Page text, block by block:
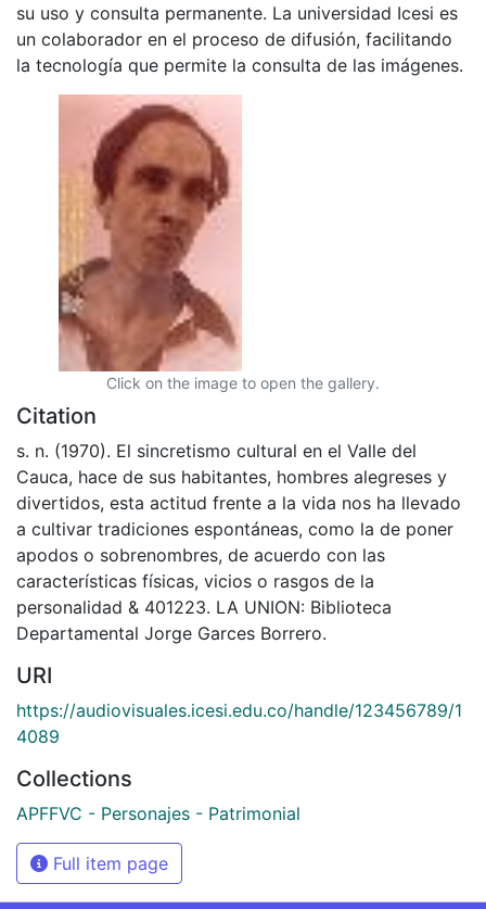
su uso y consulta permanente. La universidad Icesi es
un colaborador en el proceso de difusión, facilitando
la tecnología que permite la consulta de las imágenes.
Click on the image to open the gallery.
Citation
s. n. (1970). El sincretismo cultural en el Valle del
Cauca, hace de sus habitantes, hombres alegreses y
divertidos, esta actitud frente a la vida nos ha llevado
a cultivar tradiciones espontáneas, como la de poner
apodos o sobrenombres, de acuerdo con las
características físicas, vicios o rasgos de la
personalidad & 401223. LA UNION: Biblioteca
Departamental Jorge Garces Borrero.
URI
https://audiovisuales.icesi.edu.co/handle/123456789/1
4089
Collections
APFFVC - Personajes - Patrimonial
Full item page